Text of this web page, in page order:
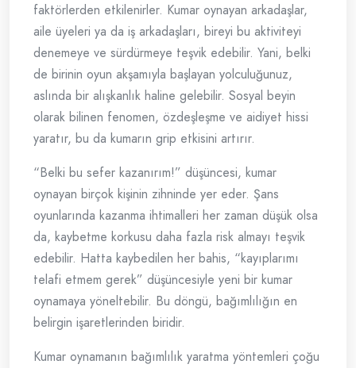
faktörlerden etkilenirler. Kumar oynayan arkadaşlar,
aile üyeleri ya da iş arkadaşları, bireyi bu aktiviteyi
denemeye ve sürdürmeye teşvik edebilir. Yani, belki
de birinin oyun akşamıyla başlayan yolculuğunuz,
aslında bir alışkanlık haline gelebilir. Sosyal beyin
olarak bilinen fenomen, özdeşleşme ve aidiyet hissi
yaratır, bu da kumarın grip etkisini artırır.
“Belki bu sefer kazanırım!” düşüncesi, kumar
oynayan birçok kişinin zihninde yer eder. Şans
oyunlarında kazanma ihtimalleri her zaman düşük olsa
da, kaybetme korkusu daha fazla risk almayı teşvik
edebilir. Hatta kaybedilen her bahis, “kayıplarımı
telafi etmem gerek” düşüncesiyle yeni bir kumar
oynamaya yöneltebilir. Bu döngü, bağımlılığın en
belirgin işaretlerinden biridir.
Kumar oynamanın bağımlılık yaratma yöntemleri çoğu